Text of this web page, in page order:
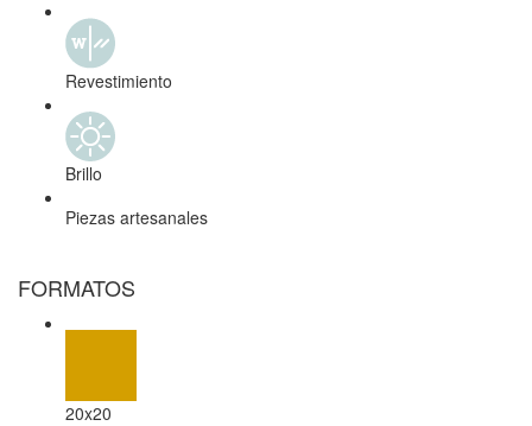
Revestimiento
Brillo
Piezas artesanales
FORMATOS
20x20